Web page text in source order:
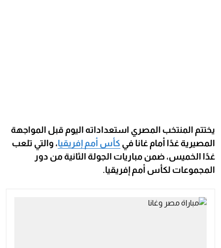
يختتم المنتخب المصري استعداداته اليوم قبل المواجهة
المصيرية غدًا أمام غانا في كأس أمم إفريقيا، والتي تلعب
غدًا الخميس، ضمن مباريات الجولة الثانية من دور
المجموعات لكأس أمم إفريقيا.